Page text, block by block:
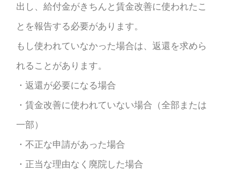
出し、給付金がきちんと賃金改善に使われたこ
とを報告する必要があります。
もし使われていなかった場合は、返還を求めら
れることがあります。
・返還が必要になる場合
・賃金改善に使われていない場合（全部または
一部）
・不正な申請があった場合
・正当な理由なく廃院した場合